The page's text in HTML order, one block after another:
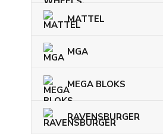
MATTEL
MGA
MEGA BLOKS
RAVENSBURGER